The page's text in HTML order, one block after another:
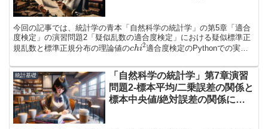
今回の記事では、統計学の青本「自然科学の統計学」の第5章「適合
度検定」の演習問題2「疑似乱数の適合度検定」における疑似標準正
規乱数と標準正規分布の理論値の
chi2
適合度検定のPythonでの実装
布や
分布の上側確率をPythonで求める方法について知ることがで
きました！ 皆さんも本記事を通して、統計学的側面またはPythonの
実装の側面で何らかの学びを得ていただけると幸いです！
統計基礎
「自然科学の統計学」第7章演習
問題2-標本平均/二乗誤差の関係と
標本中央値/絶対誤差の関係につ